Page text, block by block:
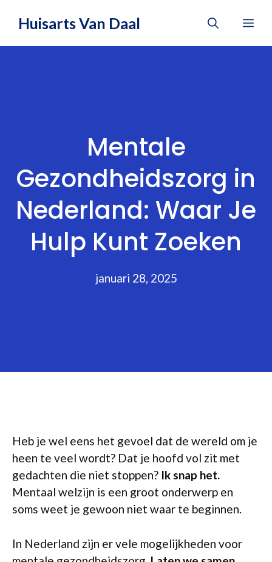
naarHuisarts Van Daal
Mentale
Gezondheidszorg in
Nederland: Waar Je
Hulp Kunt Zoeken
januari 28, 2025
Heb je wel eens het gevoel dat de wereld om je
heen te veel wordt? Dat je hoofd vol zit met
gedachten die niet stoppen? Ik snap het.
Mentaal welzijn is een groot onderwerp en
soms weet je gewoon niet waar te beginnen.
In Nederland zijn er vele mogelijkheden voor